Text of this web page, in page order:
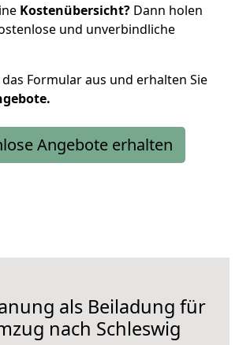
Kostenübersicht? Dann holen
und unverbindliche
das Formular aus und erhalten Sie
Angebote erhalten
als Beiladung für
nach Schleswig